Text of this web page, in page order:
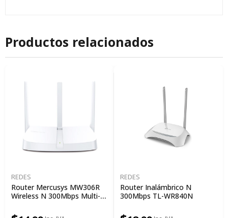
Productos relacionados
REDES
Router Mercusys MW306R
Wireless N 300Mbps Multi-
REDES
Router Inalámbrico N
300Mbps TL-WR840N